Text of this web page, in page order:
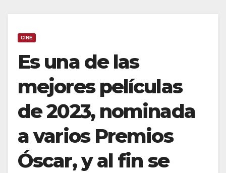
CINE
Es una de las
mejores películas
de 2023, nominada
a varios Premios
Óscar, y al fin se